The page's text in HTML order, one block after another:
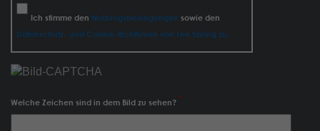
Ich stimme den Nutzungsbedingungen sowie den
Datenschutz- und Cookie-Richtlinien von Lee Spring zu.
Welche Zeichen sind in dem Bild zu sehen?